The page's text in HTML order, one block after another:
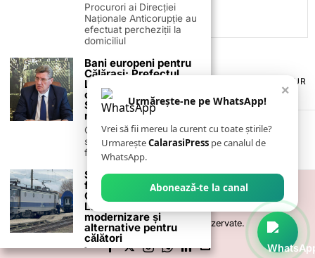
TERMENI ȘI CONDIȚII
POLITICA DE ANULARE & RETUR
PUBLICITATE ONLINE & TIPĂRITĂ
CONTACT
ZIARUL ANUNȚUL CĂLĂRĂȘEAN
© 2026- Toate drepturile sunt rezervate.
×
Urmărește-ne pe WhatsApp!
Vrei să fii mereu la curent cu toate știrile?
UrmareșteCalarasiPress pe canalul de
WhatsApp.
Abonează-te la canal
Procurori ai Direcției
Naționale Anticorupție au
efectuat percheziții la
domiciliul
Bani europeni pentru
Călărași: Prefectul
Laurențiu State anunță
colaborarea cu ADR
Sud-Muntenia pentru
noi finanțări
Călărașul se pregătește
să intre pe harta
finanțărilor europene, cu
Suspendare trafic
feroviar pe ruta
Constanța – Mangalia:
Lucrări de
modernizare și
alternative pentru
călători
Începând cu 1 octombrie